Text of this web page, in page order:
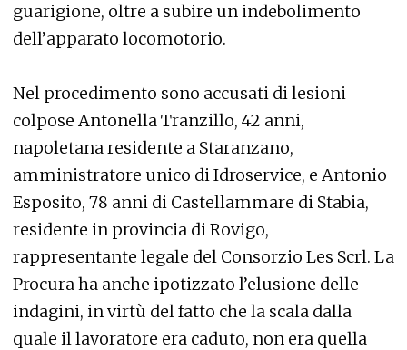
guarigione, oltre a subire un indebolimento
dell’apparato locomotorio.
Nel procedimento sono accusati di lesioni
colpose Antonella Tranzillo, 42 anni,
napoletana residente a Staranzano,
amministratore unico di Idroservice, e Antonio
Esposito, 78 anni di Castellammare di Stabia,
residente in provincia di Rovigo,
rappresentante legale del Consorzio Les Scrl. La
Procura ha anche ipotizzato l’elusione delle
indagini, in virtù del fatto che la scala dalla
quale il lavoratore era caduto, non era quella